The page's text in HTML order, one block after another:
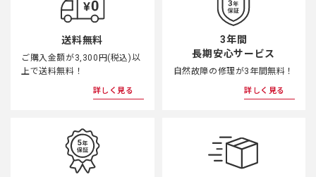
-
その他機能
節電機能（電源オートパワーオフ）
赤目軽減発光機能（赤目軽減機能付オー
トフォーカスカメラに連動）
発光量設定（マニュアル発光時（1/1、
送料無料
ご購入金額が3,300円(税込)以
上で送料無料！
詳しく見る
3年間
長期安心サービス
自然故障の修理が3年間無料！
詳しく見る